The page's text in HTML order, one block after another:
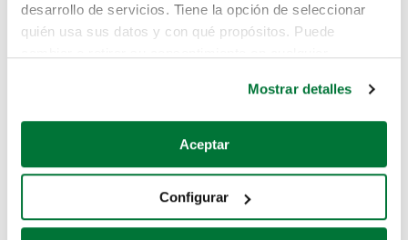
desarrollo de servicios. Tiene la opción de seleccionar
quién usa sus datos y con qué propósitos. Puede
Si lo permite, también quisiéramos:
Recopilar información sobre su ubicación geográfica
Identificar su dispositivo analizándolo activamente
para buscar características específicas (huellas
Mostrar detalles
Aceptar
Configurar
Pero puedes encontrar el coche que estás
buscando en alguno de estos enlaces:
Coches de segunda mano
Coches de km0